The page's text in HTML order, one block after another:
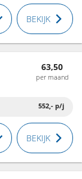
BEKIJK
63,50
per maand
552,- p/j
BEKIJK